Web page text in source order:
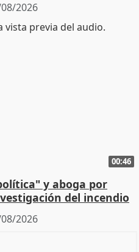
2026
00:46
y aboga por
del incendio
2026